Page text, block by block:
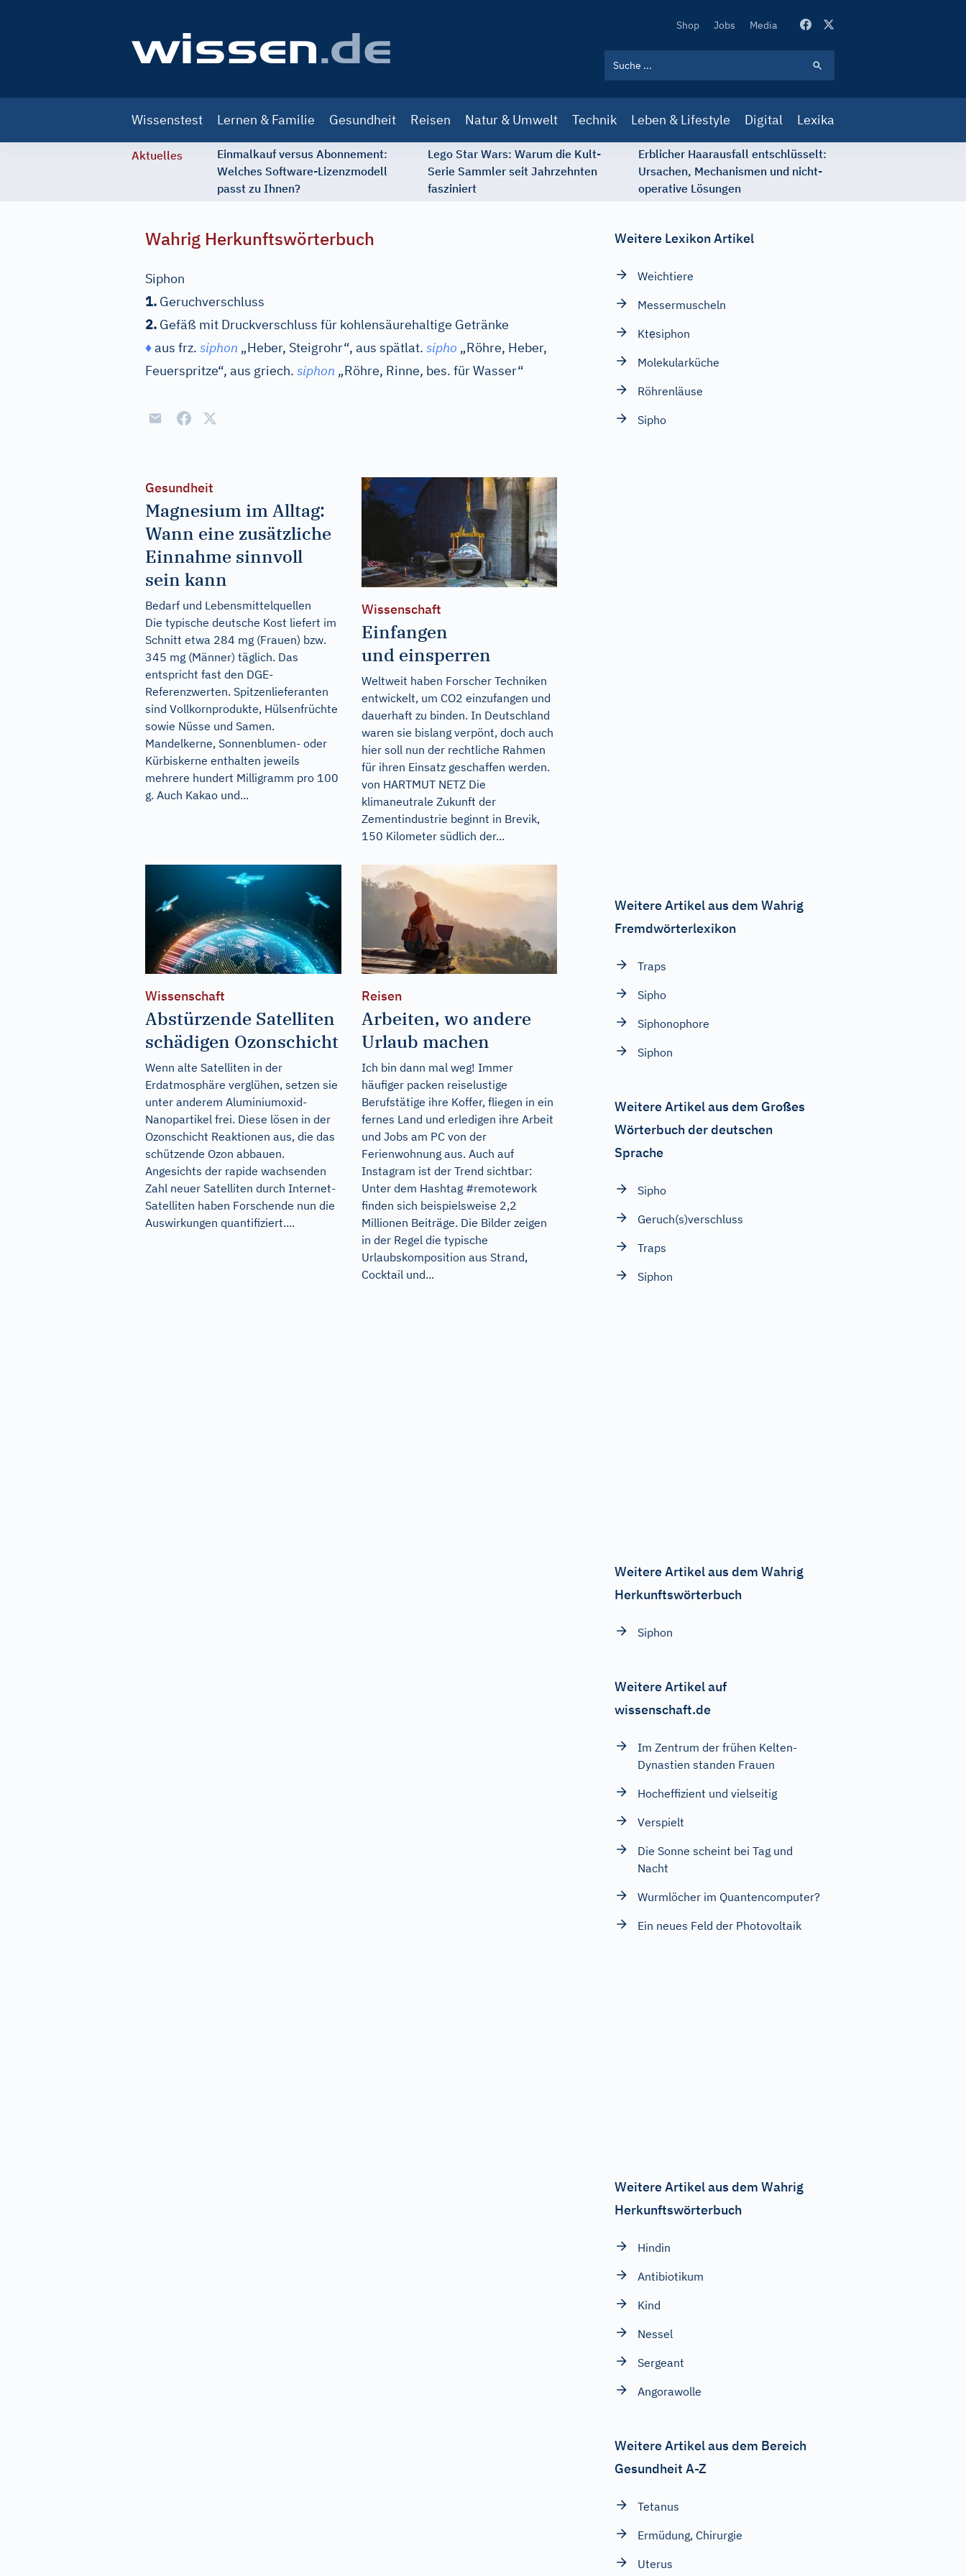
Secondary
Shop Jobs Media
navigation
Wissenstest Lernen & Familie Gesundheit Reisen Natur & Umwelt Technik Leben & Lifestyle Digital Lexika
Aktuelles
Einmalkauf versus Abonnement:
Welches Software-Lizenzmodell
passt zu Ihnen?
Lego Star Wars: Warum die Kult-
Serie Sammler seit Jahrzehnten
fasziniert
Erblicher Haarausfall entschlüsselt:
Ursachen, Mechanismen und nicht-
operative Lösungen
Wahrig Herkunftswörterbuch
Siphon
1. Geruchverschluss
2. Gefäß mit Druckverschluss für kohlensäurehaltige Getränke
♦aus frz. siphon „Heber, Steigrohr“, aus spätlat. sipho „Röhre, Heber,
Feuerspritze“, aus griech. siphon „Röhre, Rinne, bes. für Wasser“
Gesundheit
Magnesium im Alltag:
Wann eine zusätzliche
Einnahme sinnvoll
sein kann
Bedarf und Lebensmittelquellen
Die typische deutsche Kost liefert im
Schnitt etwa 284 mg (Frauen) bzw.
345 mg (Männer) täglich. Das
entspricht fast den DGE-
Referenzwerten. Spitzenlieferanten
sind Vollkornprodukte, Hülsenfrüchte
sowie Nüsse und Samen.
Mandelkerne, Sonnenblumen- oder
Kürbiskerne enthalten jeweils
mehrere hundert Milligramm pro 100
g. Auch Kakao und...
Wissenschaft
Einfangen
und einsperren
Weltweit haben Forscher Techniken
entwickelt, um CO2 einzufangen und
dauerhaft zu binden. In Deutschland
waren sie bislang verpönt, doch auch
hier soll nun der rechtliche Rahmen
für ihren Einsatz geschaffen werden.
von HARTMUT NETZ Die
klimaneutrale Zukunft der
Zementindustrie beginnt in Brevik,
150 Kilometer südlich der...
Wissenschaft
Abstürzende Satelliten
schädigen Ozonschicht
Wenn alte Satelliten in der
Erdatmosphäre verglühen, setzen sie
unter anderem Aluminiumoxid-
Nanopartikel frei. Diese lösen in der
Ozonschicht Reaktionen aus, die das
schützende Ozon abbauen.
Angesichts der rapide wachsenden
Zahl neuer Satelliten durch Internet-
Satelliten haben Forschende nun die
Auswirkungen quantifiziert....
Reisen
Arbeiten, wo andere
Urlaub machen
Ich bin dann mal weg! Immer
häufiger packen reiselustige
Berufstätige ihre Koffer, fliegen in ein
fernes Land und erledigen ihre Arbeit
und Jobs am PC von der
Ferienwohnung aus. Auch auf
Instagram ist der Trend sichtbar:
Unter dem Hashtag #remotework
finden sich beispielsweise 2,2
Millionen Beiträge. Die Bilder zeigen
in der Regel die typische
Urlaubskomposition aus Strand,
Cocktail und...
Weitere Lexikon Artikel
Weichtiere
Messermuscheln
Ktẹsiphon
Molekularküche
Röhrenläuse
Sipho
Weitere Artikel aus dem Wahrig
Fremdwörterlexikon
Traps
Sipho
Siphonophore
Siphon
Weitere Artikel aus dem Großes
Wörterbuch der deutschen
Sprache
Sipho
Geruch(s)verschluss
Traps
Siphon
Weitere Artikel aus dem Wahrig
Herkunftswörterbuch
Siphon
Weitere Artikel auf
wissenschaft.de
Im Zentrum der frühen Kelten-
Dynastien standen Frauen
Hocheffizient und vielseitig
Verspielt
Die Sonne scheint bei Tag und
Nacht
Wurmlöcher im Quantencomputer?
Ein neues Feld der Photovoltaik
Weitere Artikel aus dem Wahrig
Herkunftswörterbuch
Hindin
Antibiotikum
Kind
Nessel
Sergeant
Angorawolle
Weitere Artikel aus dem Bereich
Gesundheit A-Z
Tetanus
Ermüdung, Chirurgie
Uterus